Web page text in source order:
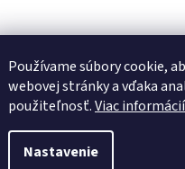
Používame súbory cookie,
webovej stránky a vďaka
použiteľnosť.Viac informácií
Nastavenie
. Všetky práva vyhradené.